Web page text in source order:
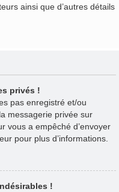
ainsi que d’autres détails
privés !
pas enregistré et/ou
messagerie privée sur
vous a empêché d’envoyer
pour plus d’informations.
!